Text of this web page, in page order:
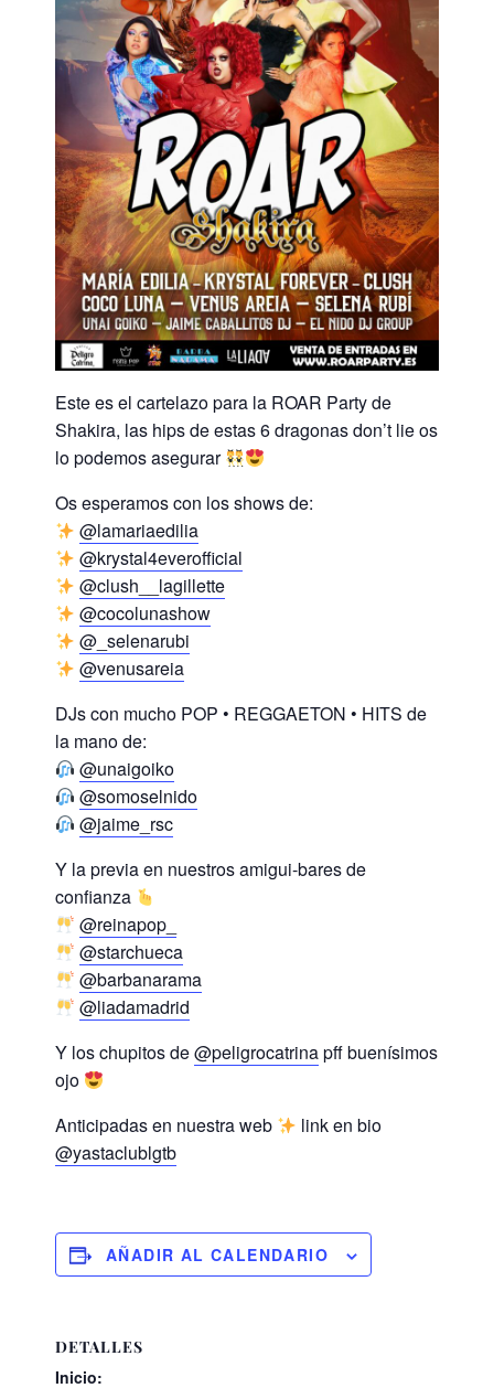
Este es el cartelazo para la ROAR Party de
Shakira, las hips de estas 6 dragonas don’t lie os
lo podemos asegurar
Os esperamos con los shows de:
@lamariaedilia
@krystal4everofficial
@clush__lagillette
@cocolunashow
@_selenarubi
@venusareia
DJs con mucho POP • REGGAETON • HITS de
la mano de:
@unaigoiko
@somoselnido
@jaime_rsc
Y la previa en nuestros amigui-bares de
confianza
@reinapop_
@starchueca
@barbanarama
@liadamadrid
Y los chupitos de@peligrocatrinapff buenísimos
ojo
Anticipadas en nuestra web
link en bio
@yastaclublgtb
AÑADIR AL CALENDARIO
DETALLES
Inicio: